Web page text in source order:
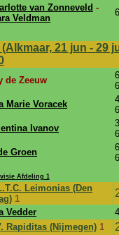
van Zonneveld -
Veldman
21 jun - 29
de Zeeuw
Marie Voracek
Ivanov
Groen
Afdeling 1
Leimonias (Den
1
Vedder
Rapiditas (Nijmegen) 1